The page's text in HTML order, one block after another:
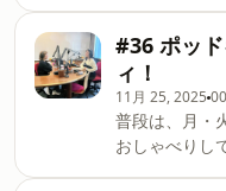
ル」「コグマ
「ハイロック
ィアオ」「近
ム」「ブライ
ン」
みよう Vol.6
断 「ひじ」か
した。こちら
ざ」かを判断
&rdquo;ハイ
ームの合間に
#36 ポッ
ィ！
11月 25, 2025
普段は、月・
おしゃべりし